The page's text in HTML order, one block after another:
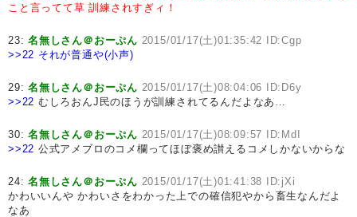
こと言ってて草 訓練されすぎィ！
23:名無しさん＠おーぷん 2015/01/17(土)01:35:42 ID:Cgp
>>22 それが普通や(小声)
29:名無しさん＠おーぷん 2015/01/17(土)08:04:06 ID:D6y
>>22 むしろおんJ民のほうが訓練されてるんだよなあ…
30:名無しさん＠おーぷん 2015/01/17(土)08:09:57 ID:MdI
>>22 公式アメブロのコメ欄ってほぼ褒め讃えるコメしかないからな
24:名無しさん＠おーぷん 2015/01/17(土)01:41:38 ID:jXi
かわいいんや かわいさをわかった上での確信犯やから畜生なんだよ
なあ